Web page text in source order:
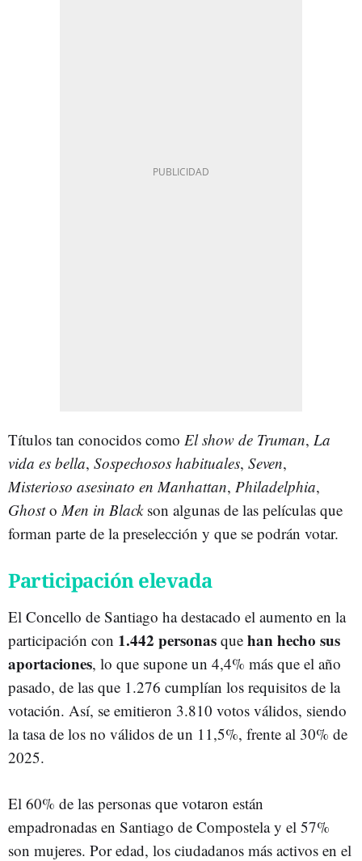
Títulos tan conocidos como El show de Truman, La
vida es bella, Sospechosos habituales, Seven,
Misterioso asesinato en Manhattan, Philadelphia,
Ghosto Men in Blackson algunas de las películas que
forman parte de la preselección y que se podrán votar.
Participación elevada
El Concello de Santiago ha destacado el aumento en la
participación con 1.442 personas que han hecho sus
aportaciones, lo que supone un 4,4% más que el año
pasado, de las que 1.276 cumplían los requisitos de la
votación. Así, se emitieron 3.810 votos válidos, siendo
la tasa de los no válidos de un 11,5%, frente al 30% de
2025.
El 60% de las personas que votaron están
empadronadas en Santiago de Compostela y el 57%
son mujeres. Por edad, los ciudadanos más activos en el